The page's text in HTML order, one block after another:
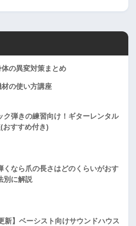
体の異変対策まとめ
材の使い方講座
ク弾きの練習向け！ギターレンタル
おすすめ付き)
くなら爪の長さはどのくらいがおす
別に解説
新】ベーシスト向けサウンドハウス